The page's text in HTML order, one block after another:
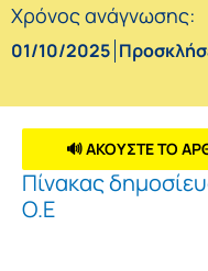
Χρόνος ανάγνωσης:
01/10/2025
🔊 ΑΚΟΥΣΤΕ ΤΟ
Πίνακας
Ο.Ε